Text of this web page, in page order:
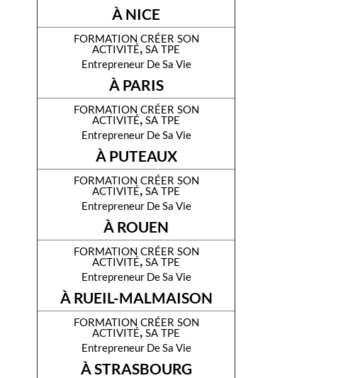
À NICE
formation créer son
activité, sa tpe
Entrepreneur De Sa Vie
À PARIS
formation créer son
activité, sa tpe
Entrepreneur De Sa Vie
À PUTEAUX
formation créer son
activité, sa tpe
Entrepreneur De Sa Vie
À ROUEN
formation créer son
activité, sa tpe
Entrepreneur De Sa Vie
À RUEIL-MALMAISON
formation créer son
activité, sa tpe
Entrepreneur De Sa Vie
À STRASBOURG